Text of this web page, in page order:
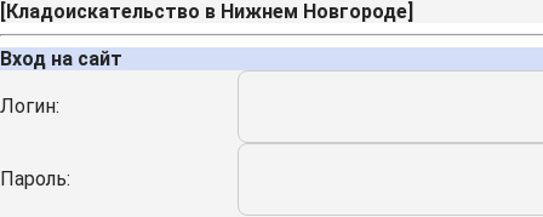
[Кладоискательство в Нижнем Новгороде]
Вход на сайт
Логин:
Пароль: